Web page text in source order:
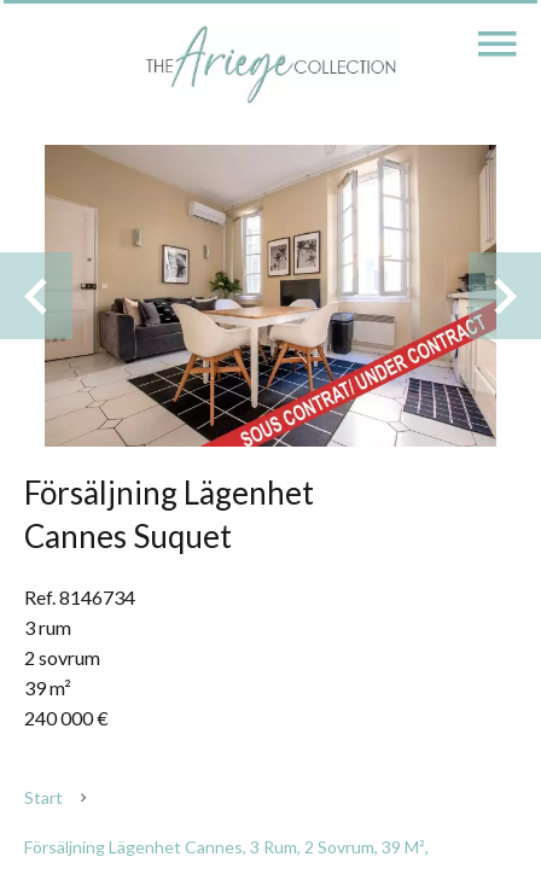
Försäljning Lägenhet
Cannes Suquet
Ref. 8146734
3 rum
2 sovrum
39 m²
240 000 €
Start
Försäljning Lägenhet Cannes, 3 Rum, 2 Sovrum, 39 M²,